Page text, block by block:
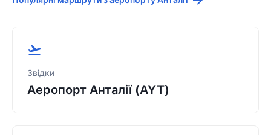
Звідки
Аеропорт Анталії (AYT)